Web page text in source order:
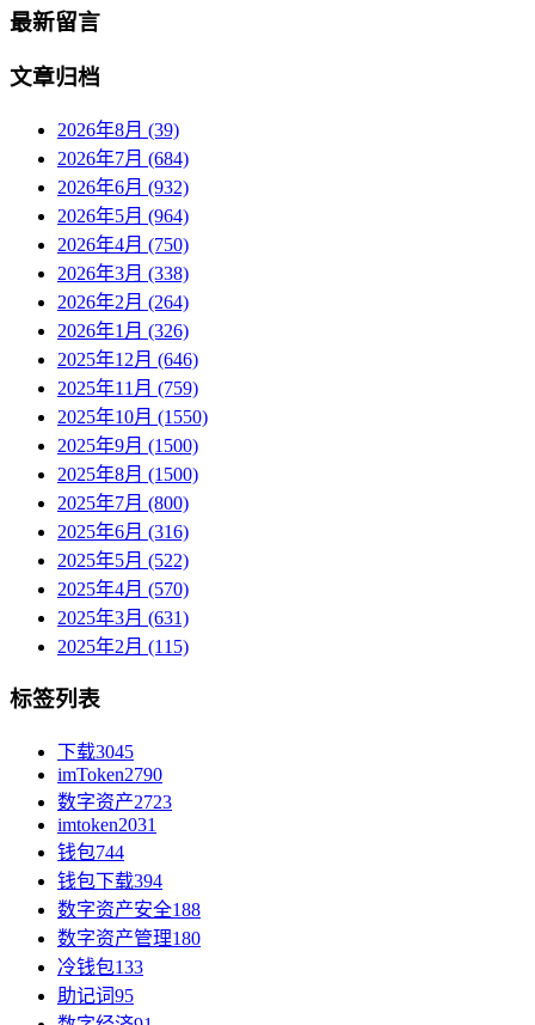
最新留言
文章归档
2026年8月 (39)
2026年7月 (684)
2026年6月 (932)
2026年5月 (964)
2026年4月 (750)
2026年3月 (338)
2026年2月 (264)
2026年1月 (326)
2025年12月 (646)
2025年11月 (759)
2025年10月 (1550)
2025年9月 (1500)
2025年8月 (1500)
2025年7月 (800)
2025年6月 (316)
2025年5月 (522)
2025年4月 (570)
2025年3月 (631)
2025年2月 (115)
标签列表
下载3045
imToken2790
数字资产2723
imtoken2031
钱包744
钱包下载394
数字资产安全188
数字资产管理180
冷钱包133
助记词95